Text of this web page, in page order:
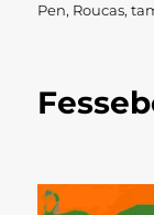
le
Pen, Roucas,